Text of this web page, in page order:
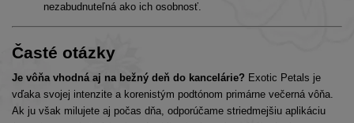
nezabudnuteľná ako ich osobnosť.
Časté otázky
Je vôňa vhodná aj na bežný deň do kancelárie? Exotic Petals je
vďaka svojej intenzite a korenistým podtónom primárne večerná vôňa.
Ak ju však milujete aj počas dňa, odporúčame striedmejšiu aplikáciu